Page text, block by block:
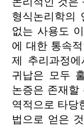
형식논리학의
없는 사용도
에 대한 통속
제 추리과정
귀납은 모두
논증은 존재
역적으로 타당
법으로 얻은